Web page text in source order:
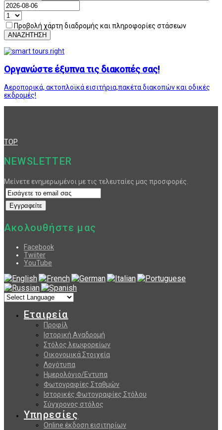
Προβολή χάρτη διαδρομής και πληροφορίες στάσεων
ΑΝΑΖΗΤΗΣΗ
Οργανώστε έξυπνα τις διακοπές σας!
Αεροπορικά, ακτοπλοϊκά εισιτήρια,πακέτα διακοπών και οδικές
εκδρομές!
TOP
NEWSLETTER
Μείνετε ενημερωμένοι με τις τελευταίες μας προσφορές.
Ακολουθήστε μας
Facebook
Twiiter
YouTube
Εταιρεία
Προφίλ
Ιστορική Αναδρομή
Στόλος λεωφορείων
Οικονομικά Στοιχεία
Λογότυπα
Ημερολόγιο/Εντυπα
Φωτογραφίες Σταθμών
Ιστορικές Φωτογραφίες Στόλου
Σύγχρονος στόλος
Υπηρεσίες
Online έκδοση εισιτηρίων